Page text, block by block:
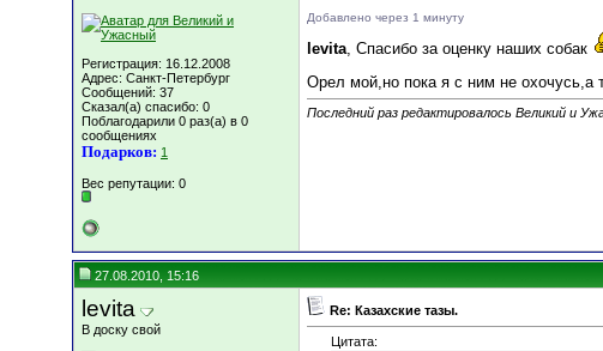
Регистрация: 16.12.2008
Адрес: Санкт-Петербург
Сообщений: 37
Сказал(а) спасибо: 0
Поблагодарили 0 раз(а) в 0
сообщениях
Подарков: 1
Вес репутации: 0
Добавлено через 1 минуту
levita, Спасибо за оценку наших собак
Орел мой,но пока я с ним не охочусь,а
Последний раз редактировалось Великий и
27.08.2010, 15:16
levita
В доску свой
Re: Казахские тазы.
Цитата: